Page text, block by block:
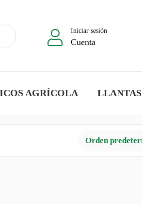
Iniciar sesión
Cuenta
AGRÍCOLA LLANTAS